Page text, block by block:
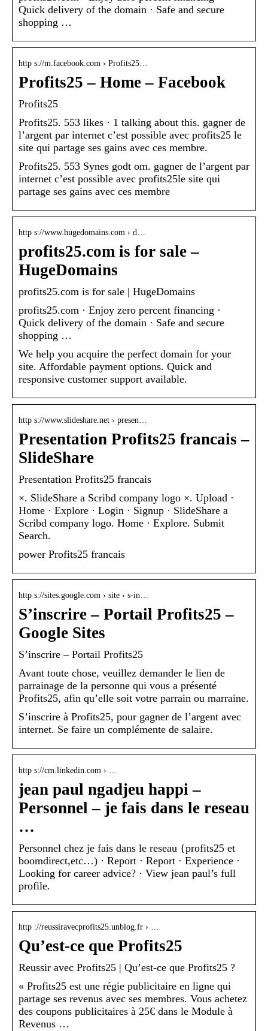
Quick delivery of the domain · Safe and secure
shopping …
http s://m.facebook.com › Profits25…
Profits25 – Home – Facebook
Profits25
Profits25. 553 likes · 1 talking about this. gagner de
l’argent par internet c’est possible avec profits25 le
site qui partage ses gains avec ces membre.
Profits25. 553 Synes godt om. gagner de l’argent par
internet c’est possible avec profits25le site qui
partage ses gains avec ces membre
http s://www.hugedomains.com › d…
profits25.com is for sale –
HugeDomains
profits25.com is for sale | HugeDomains
profits25.com · Enjoy zero percent financing ·
Quick delivery of the domain · Safe and secure
shopping …
We help you acquire the perfect domain for your
site. Affordable payment options. Quick and
responsive customer support available.
http s://www.slideshare.net › presen…
Presentation Profits25 francais –
SlideShare
Presentation Profits25 francais
×. SlideShare a Scribd company logo ×. Upload ·
Home · Explore · Login · Signup · SlideShare a
Scribd company logo. Home · Explore. Submit
Search.
power Profits25 francais
http s://sites.google.com › site › s-in…
S’inscrire – Portail Profits25 –
Google Sites
S’inscrire – Portail Profits25
Avant toute chose, veuillez demander le lien de
parrainage de la personne qui vous a présenté
Profits25, afin qu’elle soit votre parrain ou marraine.
S’inscrire à Profits25, pour gagner de l’argent avec
internet. Se faire un complémente de salaire.
http s://cm.linkedin.com › …
jean paul ngadjeu happi –
Personnel – je fais dans le reseau
…
Personnel chez je fais dans le reseau {profits25 et
boomdirect,etc…) · Report · Report · Experience ·
Looking for career advice? · View jean paul’s full
profile.
http ://reussiravecprofits25.unblog.fr › …
Qu’est-ce que Profits25
Reussir avec Profits25 | Qu’est-ce que Profits25 ?
« Profits25 est une régie publicitaire en ligne qui
partage ses revenus avec ses membres. Vous achetez
des coupons publicitaires à 25€ dans le Module à
Revenus …